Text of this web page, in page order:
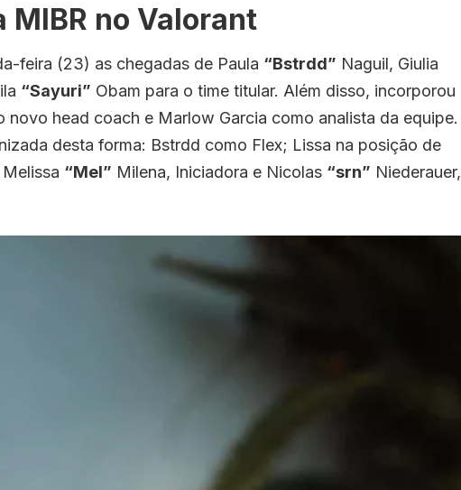
MIBR no Valorant
feira (23) as chegadas de Paula “Bstrdd” Naguil, Giulia
“Sayuri” Obam para o time titular. Além disso, incorporou
novo head coach e Marlow Garcia como analista da equipe.
desta forma: Bstrdd como Flex; Lissa na posição de
“Mel” Milena, Iniciadora e Nicolas “srn” Niederauer,